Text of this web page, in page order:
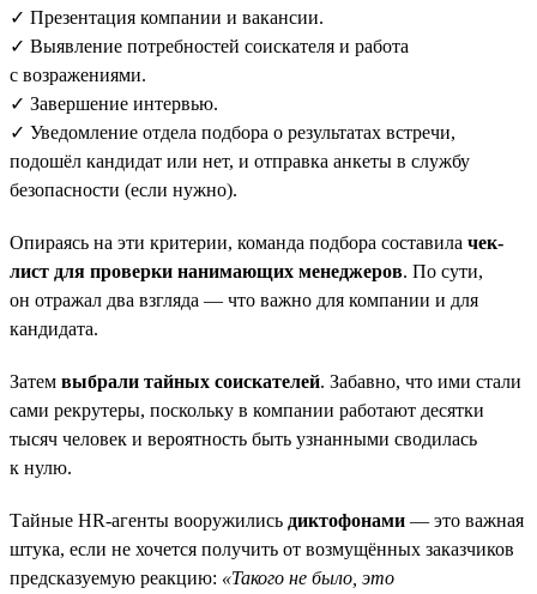
✓ Презентация компании и вакансии.
✓ Выявление потребностей соискателя и работа
с возражениями.
✓ Завершение интервью.
✓ Уведомление отдела подбора о результатах встречи,
подошёл кандидат или нет, и отправка анкеты в службу
безопасности (если нужно).
Опираясь на эти критерии, команда подбора составила чек-
лист для проверки нанимающих менеджеров. По сути,
он отражал два взгляда — что важно для компании и для
кандидата.
Затем выбрали тайных соискателей. Забавно, что ими стали
сами рекрутеры, поскольку в компании работают десятки
тысяч человек и вероятность быть узнанными сводилась
к нулю.
Тайные HR-агенты вооружились диктофонами — это важная
штука, если не хочется получить от возмущённых заказчиков
предсказуемую реакцию: «Такого не было, это